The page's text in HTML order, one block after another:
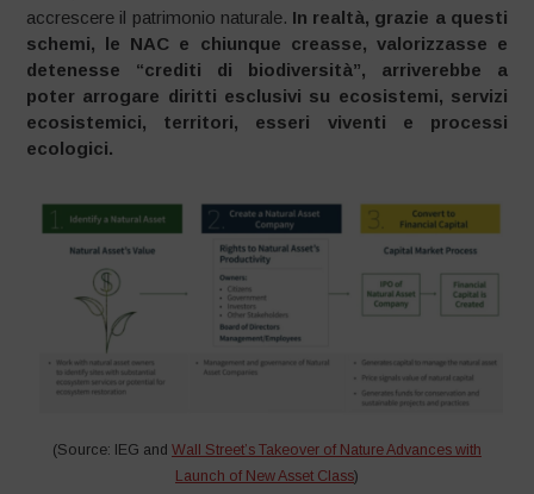
accrescere il patrimonio naturale. In realtà, grazie a questi
schemi, le NAC e chiunque creasse, valorizzasse e
detenesse “crediti di biodiversità”, arriverebbe a
poter arrogare diritti esclusivi su ecosistemi, servizi
ecosistemici, territori, esseri viventi e processi
ecologici.
(Source: IEG and Wall Street’s Takeover of Nature Advances with
Launch of New Asset Class)